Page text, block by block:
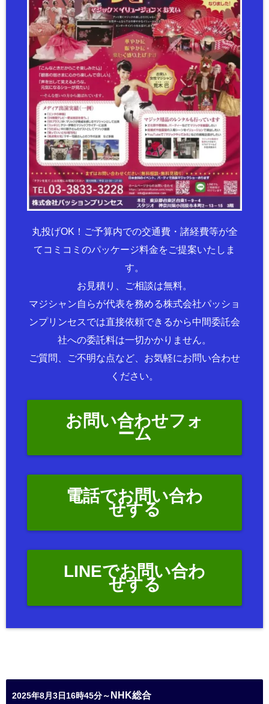
丸投げOK！ご予算内での交通費・諸経費等が全
てコミコミのパッケージ料金をご提案いたしま
す。
お見積り、ご相談は無料。
マジシャン自らが代表を務める株式会社パッショ
ンプリンセスでは直接依頼できるから中間委託会
社への委託料は一切かかりません。
ご質問、ご不明な点など、お気軽にお問い合わせ
ください。
お問い合わせフォ
ーム
電話でお問い合わ
せする
LINEでお問い合わ
せする
2025年8月3日16時45分～ NHK総合